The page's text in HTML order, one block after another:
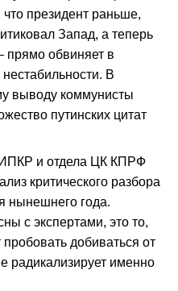
что президент раньше,
Запад, а теперь
прямо обвиняет в
В
выводу коммунисты
путинских цитат
и отдела ЦК КПРФ
критического разбора
нынешнего года.
с экспертами, это то,
добиваться от
радикализирует именно